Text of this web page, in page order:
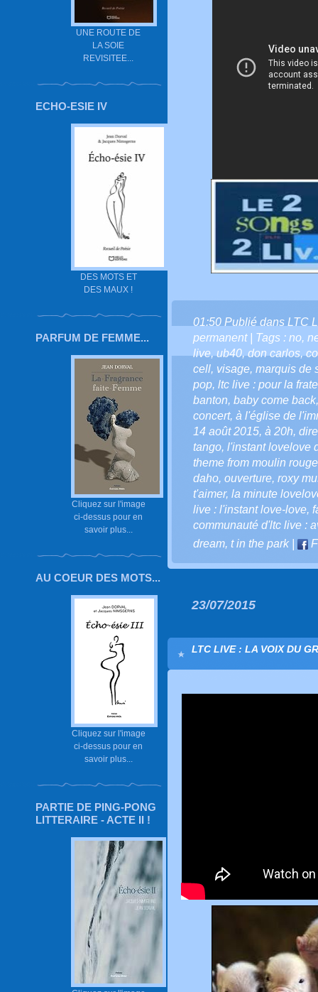
UNE ROUTE DE
LA SOIE
REVISITEE...
ECHO-ESIE IV
DES MOTS ET
DES MAUX !
PARFUM DE FEMME...
Cliquez sur l'image
ci-dessus pour en
savoir plus...
AU COEUR DES MOTS...
Cliquez sur l'image
ci-dessus pour en
savoir plus...
PARTIE DE PING-PONG
LITTERAIRE - ACTE II !
01:50 Publié dans LTC
permanent| Tags : no,
live,ub40,don carlos,
cell, visage, marquis de
pop, ltc live : pour la
banton, baby come back
concert, à l'église de
14 août 2015, à 20h,
tango, l'instant lovelove
theme from moulin rouge
daho, ouverture, roxy
t'aimer, la minute
live : l'instant love-love,
communauté d'ltc live :
dream, t in the park|
23/07/2015
LTC LIVE : LA VOIX DU